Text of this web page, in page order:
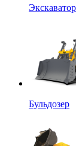
Экскаватор
Бульдозер